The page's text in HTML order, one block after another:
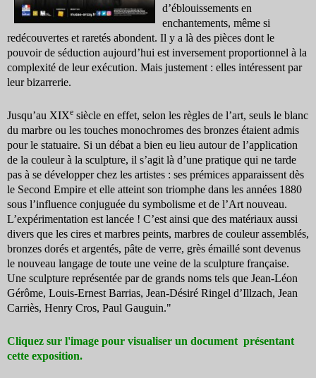
d’éblouissements en
enchantements, même si
redécouvertes et raretés abondent. Il y a là des pièces dont le
pouvoir de séduction aujourd’hui est inversement proportionnel à la
­complexité de leur exécution. Mais justement : elles intéressent par
leur bizarrerie.
Jusqu’au XIXe siècle en effet, selon les règles de l’art, seuls le blanc
du marbre ou les touches monochromes des bronzes étaient admis
pour le statuaire. Si un débat a bien eu lieu autour de l’application
de la couleur à la sculpture, il s’agit là d’une pratique qui ne tarde
pas à se développer chez les artistes : ses prémices apparaissent dès
le Second Empire et elle atteint son triomphe dans les années 1880
sous l’influence conjuguée du symbolisme et de l’Art nouveau.
L’expérimentation est lancée ! C’est ainsi que des matériaux aussi
divers que les cires et marbres peints, marbres de couleur assemblés,
bronzes dorés et argentés, pâte de verre, grès émaillé sont devenus
le nouveau langage de toute une veine de la sculpture française.
Une sculpture représentée par de grands noms tels que Jean-Léon
Gérôme, Louis-Ernest Barrias, Jean-Désiré Ringel d’Illzach, Jean
Carriès, Henry Cros, Paul Gauguin."
Cliquez sur l'image pour visualiser un document présentant
cette exposition.